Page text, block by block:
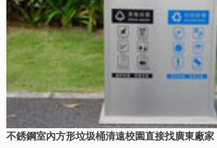
不銹鋼室內方形垃圾桶清遠校園直接找廣東廠家